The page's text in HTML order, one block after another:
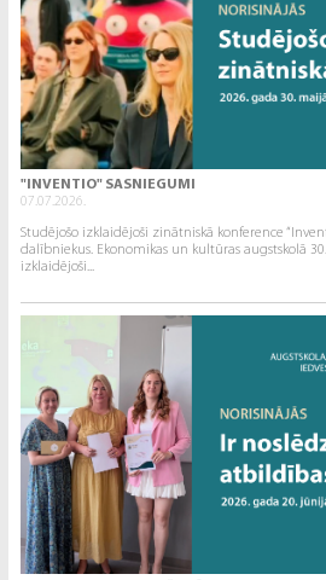
"INVENTIO" SASNIEGUMI
07.07.2026.
Studējošo izklaidējoši zinātniskā konference
dalībniekus. Ekonomikas un kultūras augstskolā
izklaidējoši...